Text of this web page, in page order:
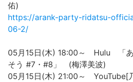
佑)
https://arank-party-ridatsu-
06-2/
05月15日(木) 18:00～ Hulu 「あ
そう #7・#8」 (梅澤美波)
05月15日(木) 21:00～ YouTube[